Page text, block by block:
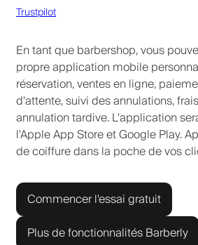
Trustpilot
En tant que barbershop, vous
propre application mobile
réservation, ventes en ligne,
d'attente, suivi des annulations,
annulation tardive. L'application
l'Apple App Store et Google Play.
de coiffure dans la poche de vos
Commencer l'essai gratuit
Plus de fonctionnalités Barberly